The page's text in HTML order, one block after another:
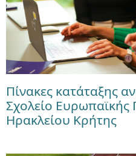
Πίνακες κατάταξης
Σχολείο Ευρωπαϊκής
Ηρακλείου Κρήτης